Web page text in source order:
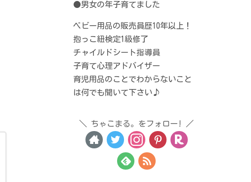
●男女の年子育てました
ベビー用品の販売員歴10年以上！
抱っこ紐検定1級修了
チャイルドシート指導員
子育て心理アドバイザー
育児用品のことでわからないこと
は何でも聞いて下さい♪
ちゃこまる。をフォロー!